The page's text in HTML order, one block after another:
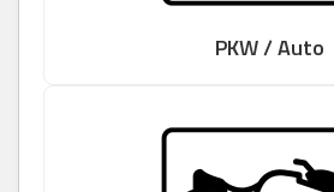
PKW / Auto